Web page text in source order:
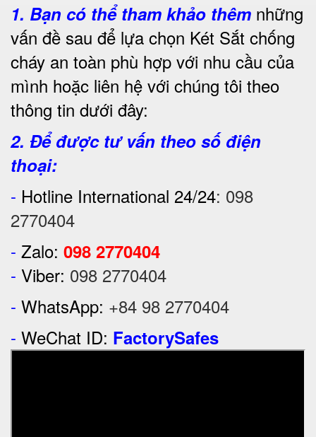
1. Bạn có thể tham khảo thêm những
vấn đề sau để lựa chọn Két Sắt chống
cháy an toàn phù hợp với nhu cầu của
mình hoặc liên hệ với chúng tôi theo
thông tin dưới đây:
2. Để được tư vấn theo số điện
thoại:
- Hotline International 24/24: 098
2770404
- Zalo: 098 2770404
- Viber: 098 2770404
- WhatsApp: +84 98 2770404
- WeChat ID: FactorySafes